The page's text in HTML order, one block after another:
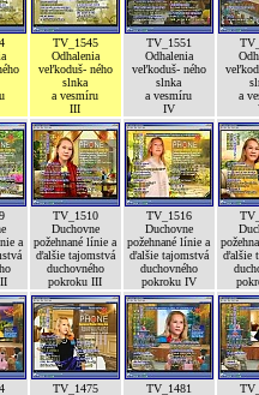
TV_1545
Odhalenia
veľkoduš- ného
slnka
a vesmíru
III
TV_1551
Odhalenia
veľkoduš- ného
slnka
a vesmíru
IV
a
a
TV_1510
Duchovne
požehnané línie a
ďalšie tajomstvá
duchovného
pokroku III
TV_1516
Duchovne
požehnané línie a
ďalšie tajomstvá
duchovného
pokroku IV
ďalšie
TV_1475 TV_1481